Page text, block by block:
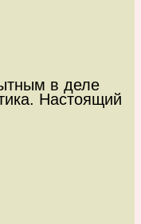
в деле
Настоящий